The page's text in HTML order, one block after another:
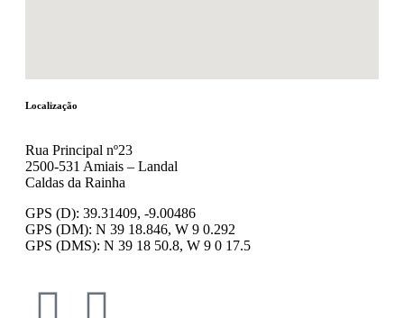
Localização
Rua Principal nº23
2500-531 Amiais – Landal
Caldas da Rainha
GPS (D): 39.31409, -9.00486
GPS (DM): N 39 18.846, W 9 0.292
GPS (DMS): N 39 18 50.8, W 9 0 17.5